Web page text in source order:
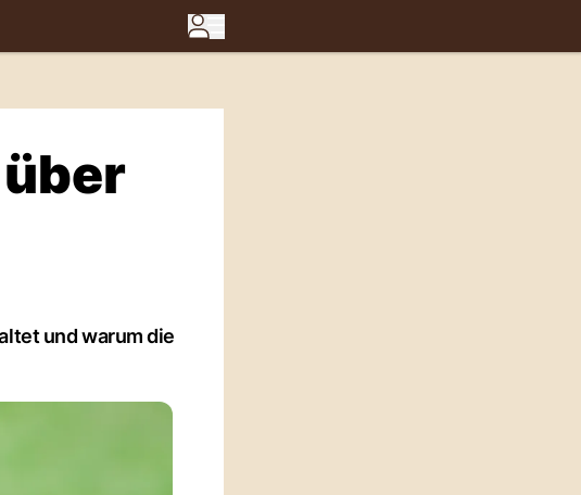
und warum die